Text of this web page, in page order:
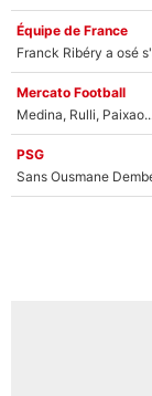
Équipe de France
Mercato Football
PSG